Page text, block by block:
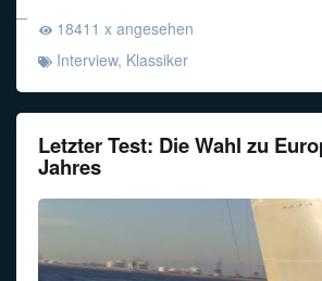
18411 x angesehen
Interview, Klassiker
Letzter Test: Die Wahl zu
Jahres